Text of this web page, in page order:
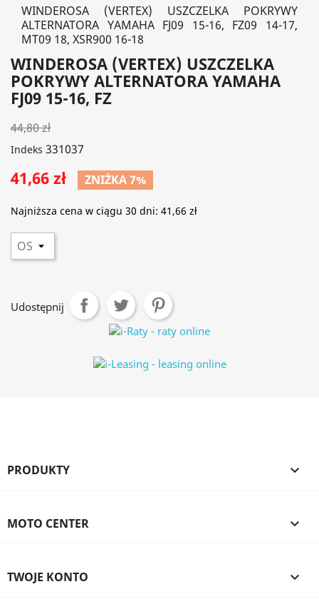
WINDEROSA (VERTEX) USZCZELKA POKRYWY
ALTERNATORA YAMAHA FJ09 15-16, FZ09 14-17,
MT09 18, XSR900 16-18
WINDEROSA (VERTEX) USZCZELKA
POKRYWY ALTERNATORA YAMAHA
FJ09 15-16, FZ
44,80 zł
Indeks 331037
41,66 zł ZNIŻKA 7%
Najniższa cena w ciągu 30 dni: 41,66 zł
Udostępnij
PRODUKTY 
MOTO CENTER 
TWOJE KONTO 